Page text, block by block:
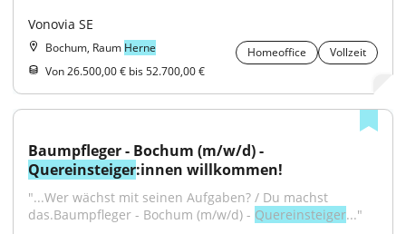
Vonovia SE
Bochum, Raum Herne Homeoffice
Vollzeit
Von 26.500,00 € bis 52.700,00 €
Quereinsteiger:innen willkommen!
"...Wer wächst mit seinen Aufgaben? / Du machst
das.Baumpfleger - Bochum (m/w/d) - Quereinsteiger..."